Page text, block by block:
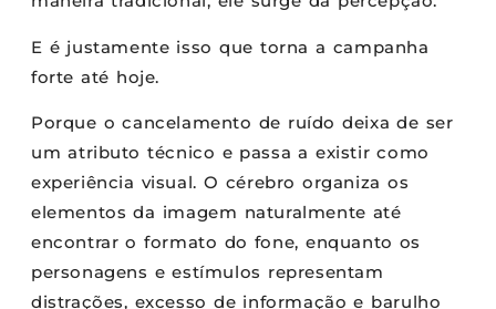
E é justamente isso que torna a campanha
forte até hoje.
Porque o cancelamento de ruído deixa de ser
um atributo técnico e passa a existir como
experiência visual. O cérebro organiza os
elementos da imagem naturalmente até
encontrar o formato do fone, enquanto os
personagens e estímulos representam
distrações, excesso de informação e barulho